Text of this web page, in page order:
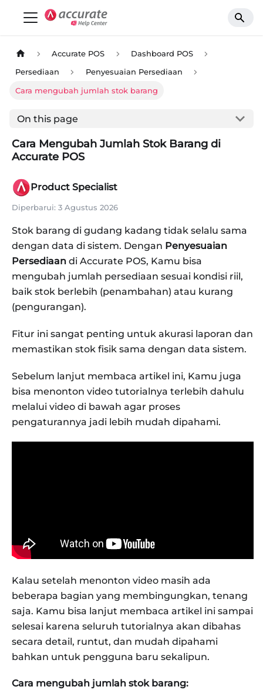
Accurate POS Dashboard POS
Persediaan Penyesuaian Persediaan
Cara mengubah jumlah stok barang
On this page
Cara Mengubah Jumlah Stok Barang di
Accurate POS
Product Specialist
Diperbarui: 3 Agustus 2026
Stok barang di gudang kadang tidak selalu sama
dengan data di sistem. Dengan Penyesuaian
Persediaan di Accurate POS, Kamu bisa
mengubah jumlah persediaan sesuai kondisi riil,
baik stok berlebih (penambahan) atau kurang
(pengurangan).
Fitur ini sangat penting untuk akurasi laporan dan
memastikan stok fisik sama dengan data sistem.
Sebelum lanjut membaca artikel ini, Kamu juga
bisa menonton video tutorialnya terlebih dahulu
melalui video di bawah agar proses
pengaturannya jadi lebih mudah dipahami.
Kalau setelah menonton video masih ada
beberapa bagian yang membingungkan, tenang
saja. Kamu bisa lanjut membaca artikel ini sampai
selesai karena seluruh tutorialnya akan dibahas
secara detail, runtut, dan mudah dipahami
bahkan untuk pengguna baru sekalipun.
Cara mengubah jumlah stok barang: